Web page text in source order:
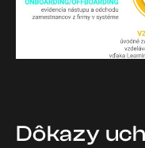
Dôkazy